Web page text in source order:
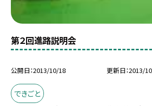
第２回進路説明会
公開日 2013/10/18 更新日 2013/
できごと